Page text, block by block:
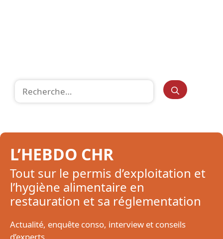
L’HEBDO CHR
Tout sur le permis d’exploitation et
l’hygiène alimentaire en
restauration et sa réglementation
Actualité, enquête conso, interview et conseils